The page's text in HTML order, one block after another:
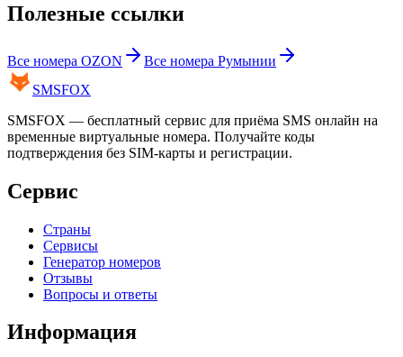
Полезные ссылки
Все номера OZON Все номера Румынии
SMSFOX
SMSFOX — бесплатный сервис для приёма SMS онлайн на
временные виртуальные номера. Получайте коды
подтверждения без SIM-карты и регистрации.
Сервис
Страны
Сервисы
Генератор номеров
Отзывы
Вопросы и ответы
Информация